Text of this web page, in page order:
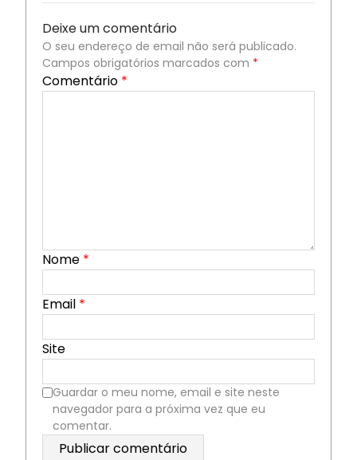
Deixe um comentário
O seu endereço de email não será publicado.
Campos obrigatórios marcados com *
Comentário *
Nome *
Email *
Site
Guardar o meu nome, email e site neste
navegador para a próxima vez que eu
comentar.